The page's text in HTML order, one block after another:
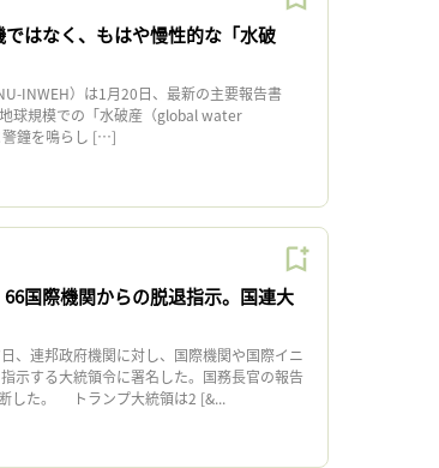
ではなく、もはや慢性的な「水破
INWEH）は1月20日、最新の主要報告書
球規模での「水破産（global water
警鐘を鳴らし […]
66国際機関からの脱退指示。国連大
、連邦政府機関に対し、国際機関や国際イニ
示する大統領令に署名した。国務長官の報告
した。 トランプ大統領は2 [&...